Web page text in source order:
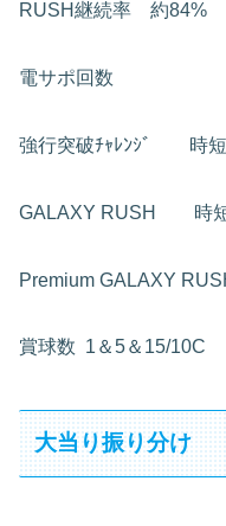
RUSH継続率 約84%
電サポ回数
強行突破ﾁｬﾚﾝｼﾞ 時短
GALAXY RUSH 時短
Premium GALAXY
賞球数 1＆5＆15/10C
大当り振り分け